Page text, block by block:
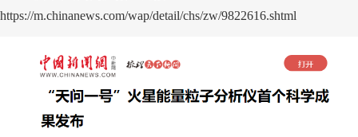
https://m.chinanews.com/wap/detail/chs/zw/9822616.shtml